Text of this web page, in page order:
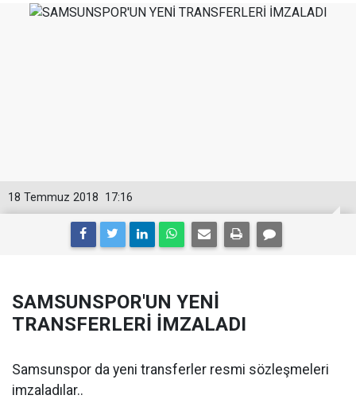
17:16
18 Temmuz 2018
SAMSUNSPOR'UN YENİ
TRANSFERLERİ İMZALADI
Samsunspor da yeni transferler resmi sözleşmeleri
imzaladılar..